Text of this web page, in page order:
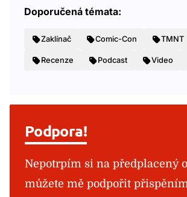
Doporučená témata:
Zaklínač Comic-Con TMNT
Recenze Podcast Video
Podpora!
Nepotrpím si na předplacený
můžete mě podpořit